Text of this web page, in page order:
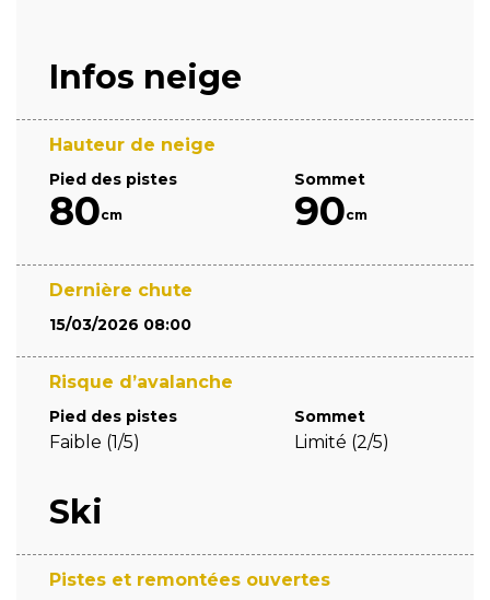
Infos neige
Hauteur de neige
Pied des pistes
80cm
Sommet
90cm
Dernière chute
15/03/2026 08:00
Risque d’avalanche
Pied des pistes
Faible (1/5)
Sommet
Limité (2/5)
Ski
Pistes et remontées ouvertes